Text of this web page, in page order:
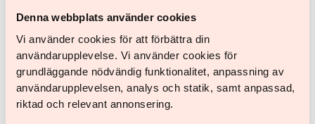
Denna webbplats använder cookies
Vi använder cookies för att förbättra din
användarupplevelse. Vi använder cookies för
grundläggande nödvändig funktionalitet, anpassning av
användarupplevelsen, analys och statik, samt anpassad,
riktad och relevant annonsering.
hvorfor overvægt opstår, hvilke livsstilsændringer
mod en sundere vægt.